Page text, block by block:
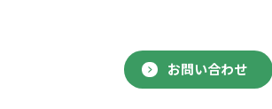
お問い合わせ